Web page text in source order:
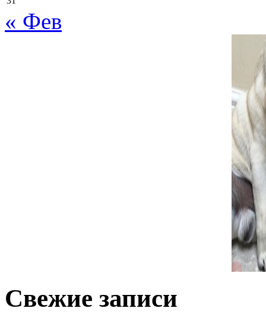
поставьте галочку если хотите получать на почту
Сохранить моё имя, email и адрес сайта в этом браузере
« Фев
Свежие записи